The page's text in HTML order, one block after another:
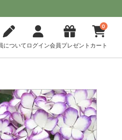
について ログイン会員プレゼント
0
カート